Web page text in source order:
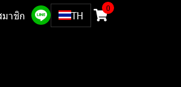
าชิก TH
0